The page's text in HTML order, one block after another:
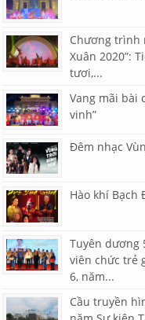
Chương trình
Xuân 2020”:
tươi,...
Vang mãi bài
vinh”
Đêm nhạc
Hào khí Bạch
Tuyên dương
viên chức trẻ
6, năm...
Cầu truyền